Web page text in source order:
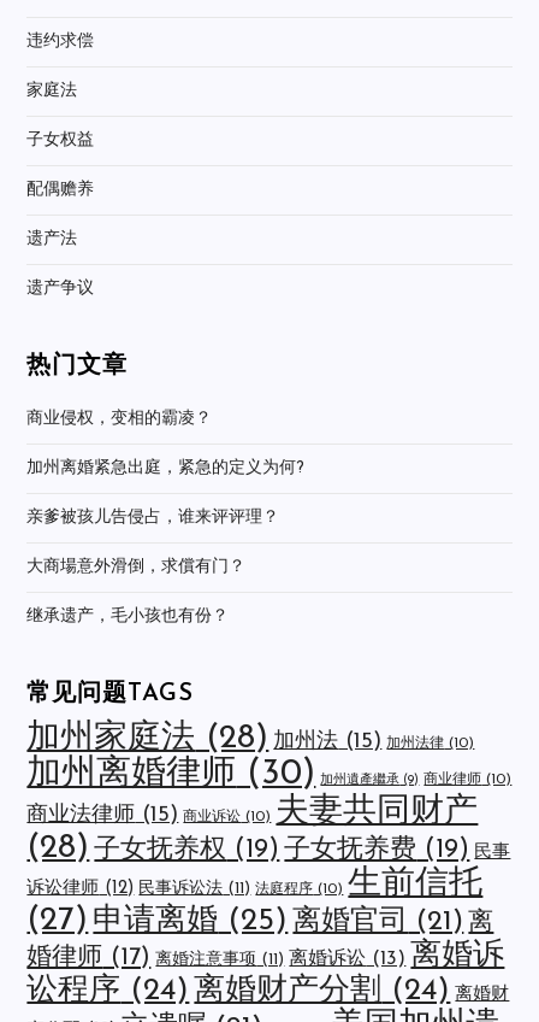
违约求偿
家庭法
子女权益
配偶赡养
遗产法
遗产争议
热门文章
商业侵权，变相的霸凌？
加州离婚紧急出庭，紧急的定义为何?
亲爹被孩儿告侵占，谁来评评理？
大商場意外滑倒，求償有门？
继承遗产，毛小孩也有份？
常见问题TAGS
加州家庭法 (28) 加州法 (15) 加州法律 (10)
加州离婚律师 (30) 加州遺產繼承 (9) 商业律师 (10)
商业法律师 (15) 商业诉讼 (10) 夫妻共同财产
(28) 子女抚养权 (19) 子女抚养费 (19) 民事
诉讼律师 (12) 民事诉讼法 (11) 法庭程序 (10) 生前信托
(27) 申请离婚 (25) 离婚官司 (21) 离
婚律师 (17) 离婚注意事项 (11) 离婚诉讼 (13) 离婚诉
讼程序 (24) 离婚财产分割 (24) 离婚财